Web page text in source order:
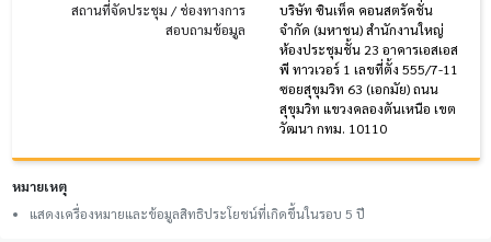
สถานที่จัดประชุม / ช่องทางการ
สอบถามข้อมูล
บริษัท ซินเท็ค คอนสตรัคชั่น
จำกัด (มหาชน) สำนักงานใหญ่
ห้องประชุมชั้น 23 อาคารเอสเอส
พี ทาวเวอร์ 1 เลขที่ตั้ง 555/7-11
ซอยสุขุมวิท 63 (เอกมัย) ถนน
สุขุมวิท แขวงคลองตันเหนือ เขต
วัฒนา กทม. 10110
หมายเหตุ
แสดงเครื่องหมายและข้อมูลสิทธิประโยชน์ที่เกิดขึ้นในรอบ 5 ปี